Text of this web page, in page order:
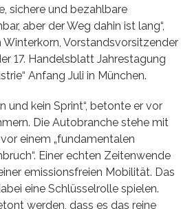
sichere und bezahlbare
aber der Weg dahin ist lang“,
Winterkorn, Vorstandsvorsitzender
17. Handelsblatt Jahrestagung
Anfang Juli in München.
und kein Sprint“, betonte er vor
Die Autobranche stehe mit
einem „fundamentalen
Einer echten Zeitenwende
emissionsfreien Mobilität. Das
eine Schlüsselrolle spielen.
werden, dass es das reine